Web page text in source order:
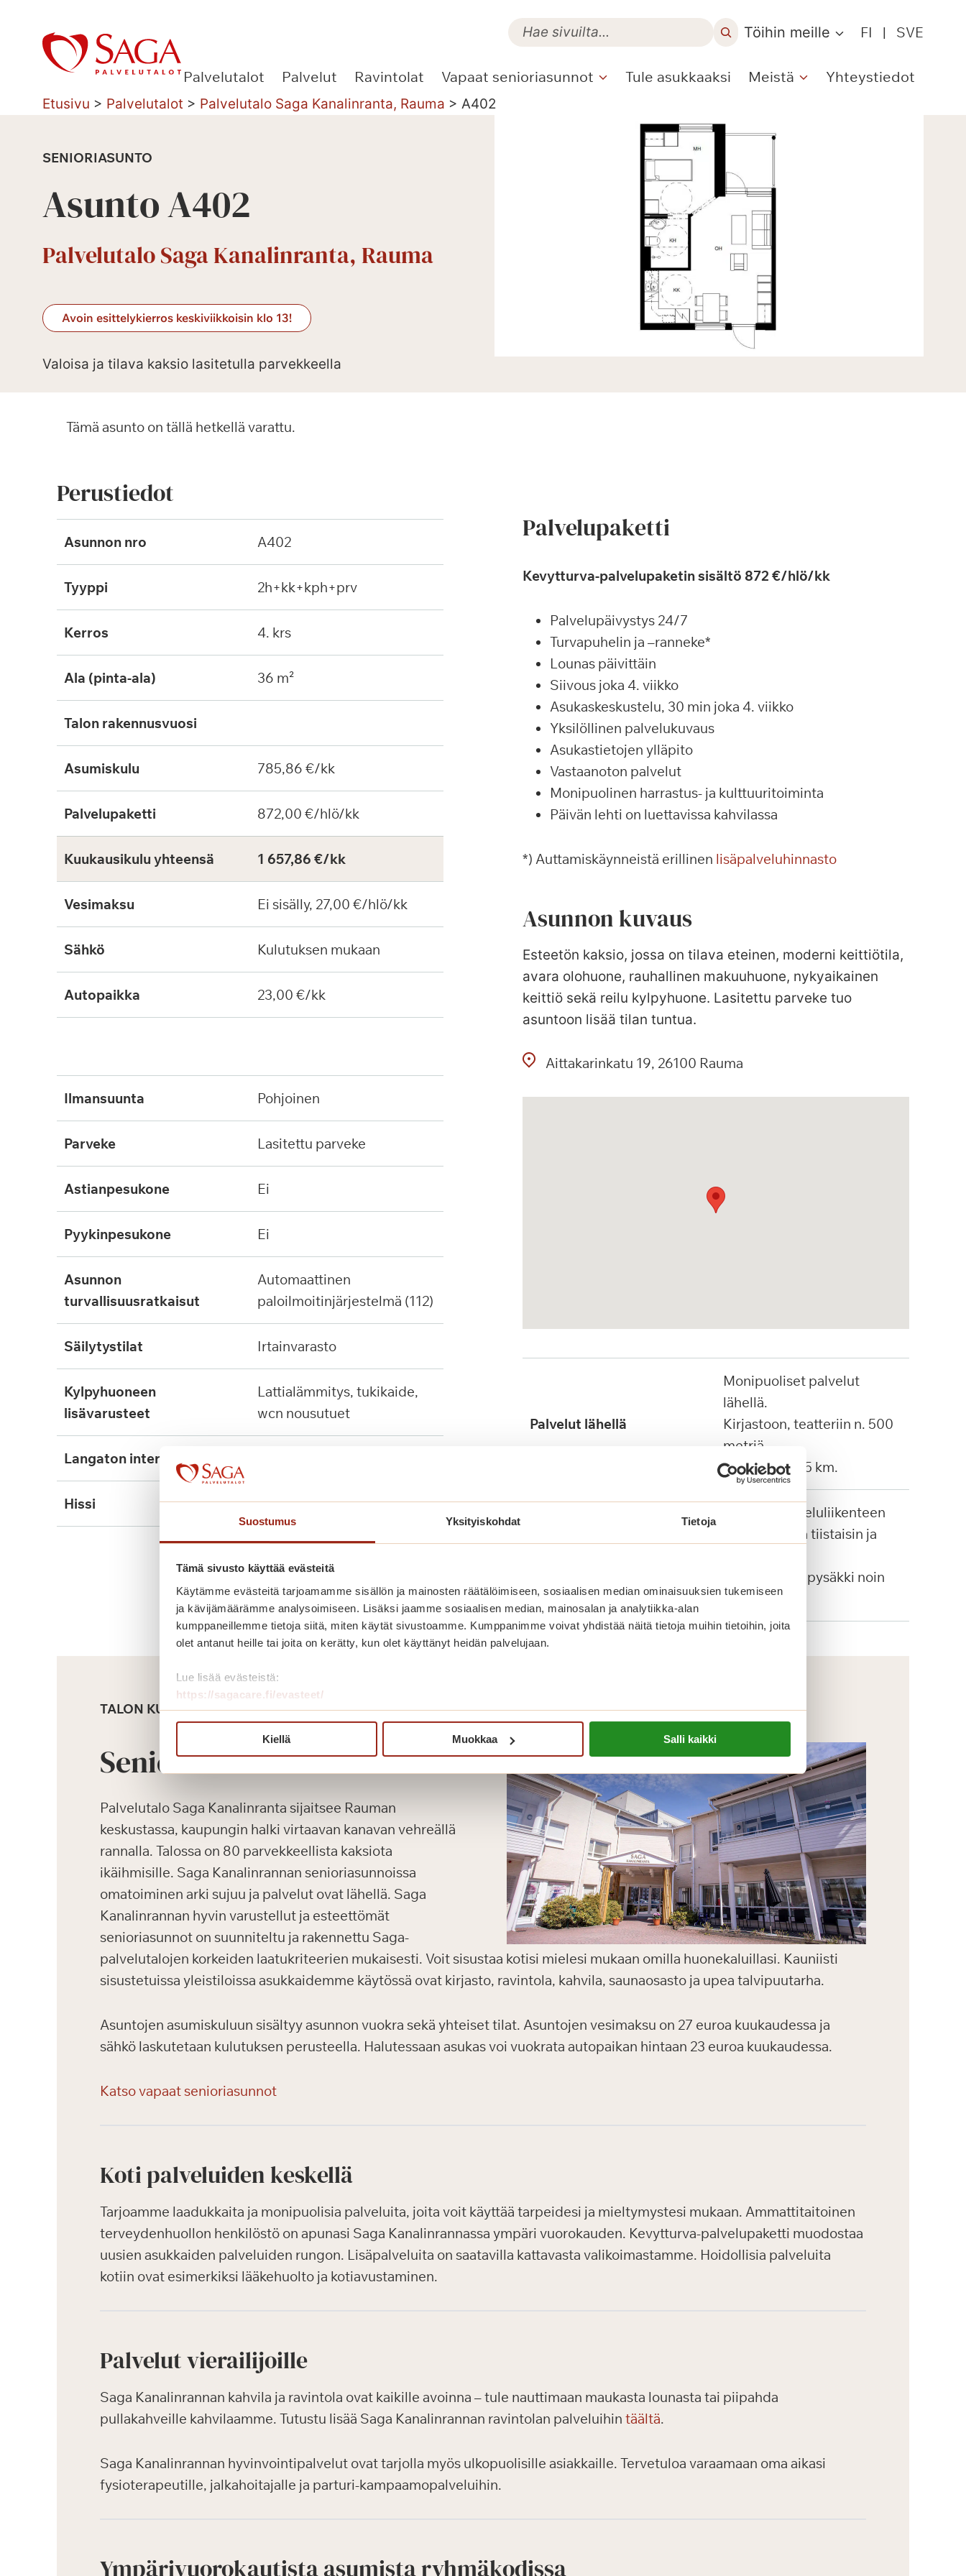
Suostumus Yksityiskohdat Tietoja
Tämä sivusto käyttää evästeitä
Käytämme evästeitä tarjoamamme sisällön ja mainosten räätälöimiseen, sosiaalisen median ominaisuuksien tukemiseen
ja kävijämäärämme analysoimiseen. Lisäksi jaamme sosiaalisen median, mainosalan ja analytiikka-alan
kumppaneillemme tietoja siitä, miten käytät sivustoamme. Kumppanimme voivat yhdistää näitä tietoja muihin tietoihin, joita
olet antanut heille tai joita on kerätty, kun olet käyttänyt heidän palvelujaan.
Lue lisää evästeistä:
https://sagacare.fi/evasteet/
Kiellä Muokkaa Salli kaikki
sisältöön
Töihin meille FI | SVE
Palvelutalot Palvelut Ravintolat Vapaat senioriasunnot Tule asukkaaksi Meistä Yhteystiedot
Etusivu > Palvelutalot > Palvelutalo Saga Kanalinranta, Rauma > A402
SENIORIASUNTO
Asunto A402
Palvelutalo Saga Kanalinranta, Rauma
Avoin esittelykierros keskiviikkoisin klo 13!
Valoisa ja tilava kaksio lasitetulla parvekkeella
Tämä asunto on tällä hetkellä varattu.
Perustiedot
Asunnon nro A402
Tyyppi 2h+kk+kph+prv
Kerros 4. krs
Ala (pinta-ala) 36 m²
Talon rakennusvuosi
Asumiskulu 785,86 €/kk
Palvelupaketti 872,00 €/hlö/kk
Kuukausikulu yhteensä 1 657,86 €/kk
Vesimaksu Ei sisälly, 27,00 €/hlö/kk
Sähkö Kulutuksen mukaan
Autopaikka 23,00 €/kk
ilmansuunta pohjoinen
parveke lasitettu parveke
astianpesukone ei
pyykinpesukone ei
asunnon
turvallisuusratkaisut
automaattinen
paloilmoitinjärjestelmä (112)
säilytystilat irtainvarasto
kylpyhuoneen
lisävarusteet
lattialämmitys, tukikaide,
wcn nousutuet
langaton internet
hissi kyllä, 4kpl
Palvelupaketti
Kevytturva-palvelupaketin sisältö 872 €/hlö/kk
Palvelupäivystys 24/7
Turvapuhelin ja –ranneke*
Lounas päivittäin
Siivous joka 4. viikko
Asukaskeskustelu, 30 min joka 4. viikko
Yksilöllinen palvelukuvaus
Asukastietojen ylläpito
Vastaanoton palvelut
Monipuolinen harrastus- ja kulttuuritoiminta
Päivän lehti on luettavissa kahvilassa
*) Auttamiskäynneistä erillinen lisäpalveluhinnasto
Asunnon kuvaus
Esteetön kaksio, jossa on tilava eteinen, moderni keittiötila,
avara olohuone, rauhallinen makuuhuone, nykyaikainen
keittiö sekä reilu kylpyhuone. Lasitettu parveke tuo
asuntoon lisää tilan tuntua.
Aittakarinkatu 19 26100 Rauma
Palvelut lähellä
Monipuoliset palvelut
lähellä.
Kirjastoon, teatteriin n. 500
metriä.
Torille noin 1,5 km.
Rauman palveluliikenteen
auto kuljettaa tiistaisin ja
Paikallisbussipysäkki noin
100 metriä.
TALON KUVAUS
Senioriasunnot
Palvelutalo Saga Kanalinranta sijaitsee Rauman
keskustassa, kaupungin halki virtaavan kanavan vehreällä
rannalla. Talossa on 80 parvekkeellista kaksiota
ikäihmisille. Saga Kanalinrannan senioriasunnoissa
omatoiminen arki sujuu ja palvelut ovat lähellä. Saga
Kanalinrannan hyvin varustellut ja esteettömät
senioriasunnot on suunniteltu ja rakennettu Saga-
palvelutalojen korkeiden laatukriteerien mukaisesti. Voit sisustaa kotisi mielesi mukaan omilla huonekaluillasi. Kauniisti
sisustetuissa yleistiloissa asukkaidemme käytössä ovat kirjasto, ravintola, kahvila, saunaosasto ja upea talvipuutarha.
Asuntojen asumiskuluun sisältyy asunnon vuokra sekä yhteiset tilat. Asuntojen vesimaksu on 27 euroa kuukaudessa ja
sähkö laskutetaan kulutuksen perusteella. Halutessaan asukas voi vuokrata autopaikan hintaan 23 euroa kuukaudessa.
Katso vapaat senioriasunnot
Koti palveluiden keskellä
Tarjoamme laadukkaita ja monipuolisia palveluita, joita voit käyttää tarpeidesi ja mieltymystesi mukaan. Ammattitaitoinen
terveydenhuollon henkilöstö on apunasi Saga Kanalinrannassa ympäri vuorokauden. Kevytturva-palvelupaketti muodostaa
uusien asukkaiden palveluiden rungon. Lisäpalveluita on saatavilla kattavasta valikoimastamme. Hoidollisia palveluita
kotiin ovat esimerkiksi lääkehuolto ja kotiavustaminen.
Palvelut vierailijoille
Saga Kanalinrannan kahvila ja ravintola ovat kaikille avoinna – tule nauttimaan maukasta lounasta tai piipahda
pullakahveille kahvilaamme. Tutustu lisää Saga Kanalinrannan ravintolan palveluihin täältä.
Saga Kanalinrannan hyvinvointipalvelut ovat tarjolla myös ulkopuolisille asiakkaille. Tervetuloa varaamaan oma aikasi
fysioterapeutille, jalkahoitajalle ja parturi-kampaamopalveluihin.
Ympärivuorokautista asumista ryhmäkodissa